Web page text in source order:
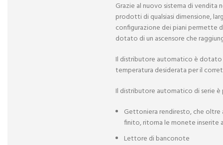
Grazie al nuovo sistema di
prodotti di qualsiasi dimensione,
configurazione dei piani permette
dotato di un ascensore che
Il distributore automatico è dotato
temperatura desiderata per il
Il distributore automatico di serie
Gettoniera rendiresto, che
finito, ritorna le monete inserite
Lettore di banconote